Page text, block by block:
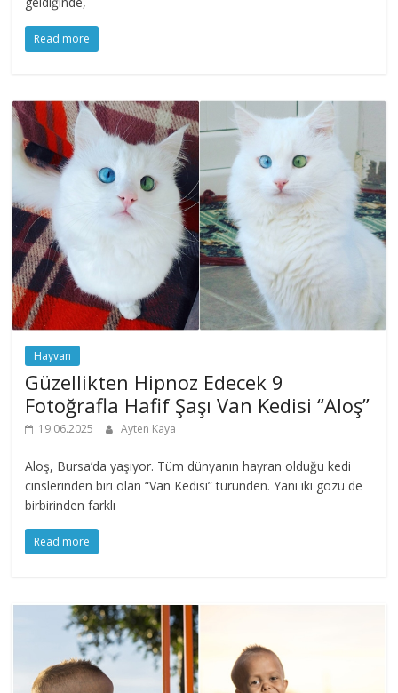
Read more
Hayvan
Güzellikten Hipnoz Edecek 9
Fotoğrafla Hafif Şaşı Van Kedisi “Aloş”
19.06.2025 Ayten Kaya
Aloş, Bursa’da yaşıyor. Tüm dünyanın hayran olduğu kedi
cinslerinden biri olan “Van Kedisi” türünden. Yani iki gözü de
birbirinden farklı
Read more